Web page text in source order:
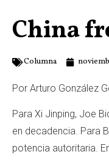
China
Columna
Por Arturo González
Para Xi Jinping, Joe
en decadencia. Para
potencia autoritaria.